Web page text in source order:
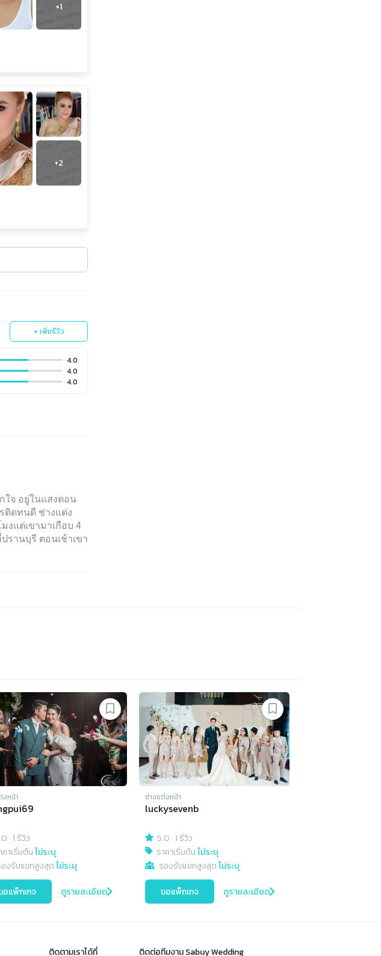
+1
+2
+ เพิ่มรีวิว
4.0
4.0
4.0
ใจ อยู่ในแสงตอน
ติดทนดี ช่างแต่ง
งแต่เขามาเกือบ 4
รานบุรี ตอนเช้าเขา
งหน้า
·1 รีวิว
คาเริ่มต้นไม่ระบุ
งรับแขกสูงสุดไม่ระบุ
อแพ็กเกจ ดูรายละเอียด
ช่างแต่งหน้า
luckysevenb
5.0 ·1 รีวิว
ราคาเริ่มต้นไม่ระบุ
รองรับแขกสูงสุดไม่ระบุ
ขอแพ็กเกจ ดูรายละเอียด
ติดตามเราได้ที่ ติดต่อทีมงาน Sabuy Wedding